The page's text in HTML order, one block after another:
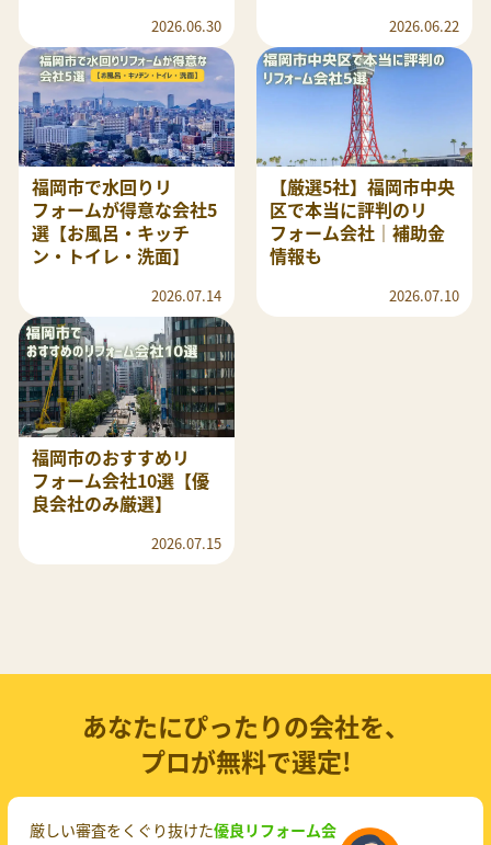
2026.06.30 2026.06.22
福岡市で水回りリ
フォームが得意な会社5
選【お風呂・キッチ
ン・トイレ・洗面】
2026.07.14
【厳選5社】福岡市中央
区で本当に評判のリ
フォーム会社｜補助金
情報も
2026.07.10
福岡市のおすすめリ
フォーム会社10選【優
良会社のみ厳選】
2026.07.15
あなたにぴったりの会社を、
プロが無料で選定!
厳しい審査をくぐり抜けた優良リフォーム会